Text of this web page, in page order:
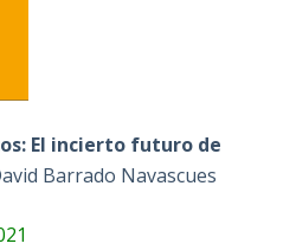
El incierto futuro de
Barrado Navascues